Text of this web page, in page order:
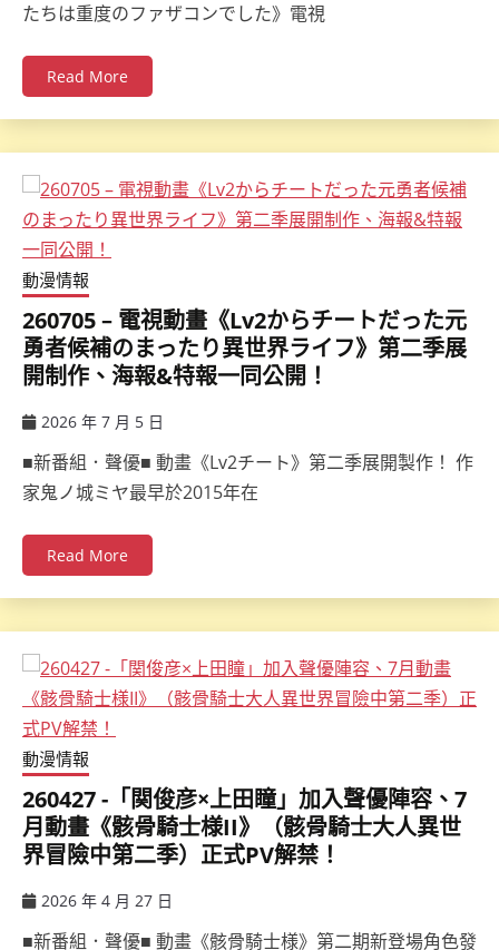
たちは重度のファザコンでした》電視
Read More
動漫情報
260705 – 電視動畫《Lv2からチートだった元
勇者候補のまったり異世界ライフ》第二季展
開制作、海報&特報一同公開！
2026 年 7 月 5 日
■新番組．聲優■ 動畫《Lv2チート》第二季展開製作！ 作
家鬼ノ城ミヤ最早於2015年在
Read More
動漫情報
260427 -「関俊彦×上田瞳」加入聲優陣容、7
月動畫《骸骨騎士様II》（骸骨騎士大人異世
界冒險中第二季）正式PV解禁！
2026 年 4 月 27 日
■新番組．聲優■ 動畫《骸骨騎士様》第二期新登場角色發